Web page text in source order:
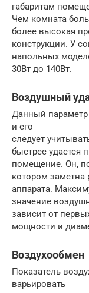
габаритам
Чем комната
более высокая
конструкции. У
напольных
30Вт до 140Вт.
Воздушный
Данный
и его
следует
быстрее удастся
помещение. Он,
котором заметна
аппарата.
значение
зависит от
мощности и
Воздухообмен
Показатель
варьировать